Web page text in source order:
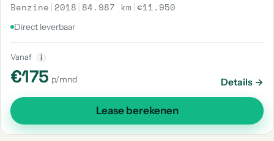
Benzine | 2018 | 84.987 km |€11.950
Direct leverbaar
Vanaf i
€175 p/mnd Details →
Lease berekenen